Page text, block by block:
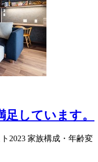
しています。
2023 家族構成・年齢変